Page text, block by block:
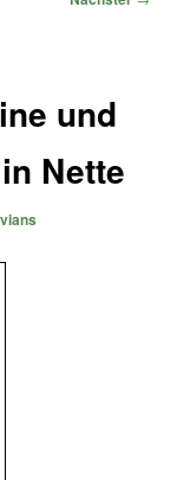
und
Nette